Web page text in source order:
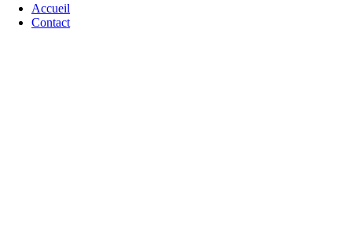
Accueil
Contact